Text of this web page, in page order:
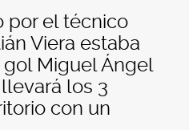
por el técnico
Viera estaba
Miguel Ángel
los 3
con un